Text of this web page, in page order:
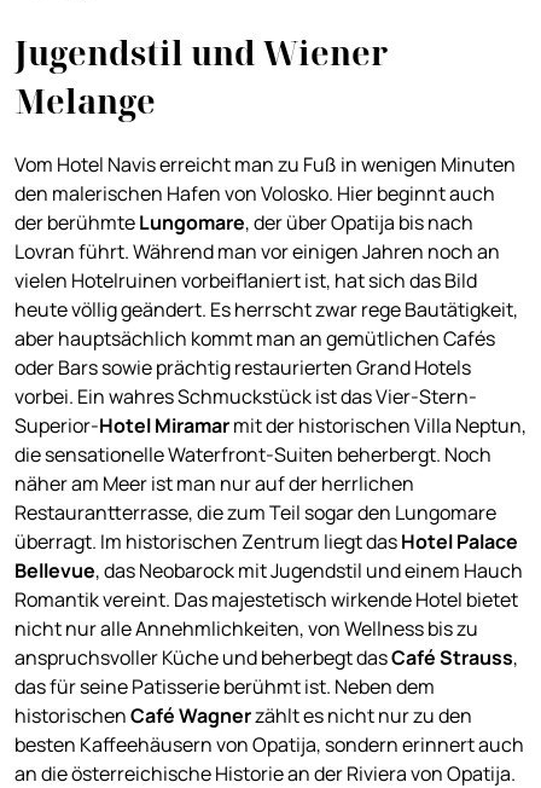
Jugendstil und Wiener
Melange
Vom Hotel Navis erreicht man zu Fuß in wenigen Minuten
den malerischen Hafen von Volosko. Hier beginnt auch
der berühmteLungomare, der über Opatija bis nach
Lovran führt. Während man vor einigen Jahren noch an
vielen Hotelruinen vorbeiflaniert ist, hat sich das Bild
heute völlig geändert. Es herrscht zwar rege Bautätigkeit,
aber hauptsächlich kommt man an gemütlichen Cafés
oder Bars sowie prächtig restaurierten Grand Hotels
vorbei. Ein wahres Schmuckstück ist das Vier-Stern-
Superior-Hotel Miramarmit der historischen Villa Neptun,
die sensationelle Waterfront-Suiten beherbergt. Noch
näher am Meer ist man nur auf der herrlichen
Restaurantterrasse, die zum Teil sogar den Lungomare
überragt. Im historischen Zentrum liegt dasHotel Palace
Bellevue, das Neobarock mit Jugendstil und einem Hauch
Romantik vereint. Das majestetisch wirkende Hotel bietet
nicht nur alle Annehmlichkeiten, von Wellness bis zu
anspruchsvoller Küche und beherbegt dasCafé Strauss,
das für seine Patisserie berühmt ist. Neben dem
historischenCafé Wagnerzählt es nicht nur zu den
besten Kaffeehäusern von Opatija, sondern erinnert auch
an die österreichische Historie an der Riviera von Opatija.